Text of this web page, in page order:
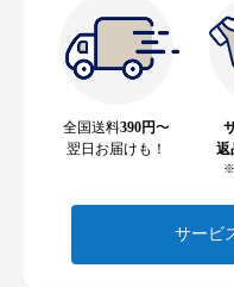
全国送料390円〜
翌日お届けも！
返
※
サービ